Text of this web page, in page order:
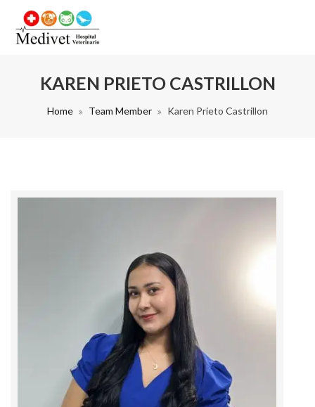
KAREN PRIETO CASTRILLON
Home Team Member Karen Prieto Castrillon